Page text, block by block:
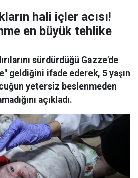
hali içler acısı!
en büyük tehlike
sürdürdüğü Gazze'de
geldiğini ifade ederek, 5 yaşın
yetersiz beslenmeden
açıkladı.